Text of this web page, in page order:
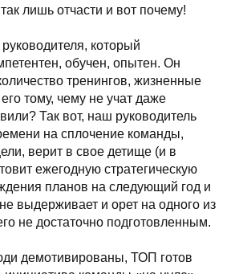
лишь отчасти и вот почему!
который
обучен, опытен. Он
тренингов, жизненные
тому, чему не учат даже
Так вот, наш руководитель
на сплочение команды,
верит в свое детище (и в
ежегодную стратегическую
планов на следующий год и
выдерживает и орет на одного из
не достаточно подготовленным.
демотивированы, ТОП готов